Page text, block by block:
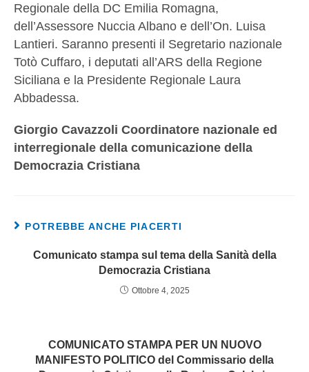
Regionale della DC Emilia Romagna,
dell’Assessore Nuccia Albano e dell’On. Luisa
Lantieri. Saranno presenti il Segretario nazionale
Totò Cuffaro, i deputati all’ARS della Regione
Siciliana e la Presidente Regionale Laura
Abbadessa.
Giorgio Cavazzoli Coordinatore nazionale ed
interregionale della comunicazione della
Democrazia Cristiana
POTREBBE ANCHE PIACERTI
Comunicato stampa sul tema della Sanità della
Democrazia Cristiana
Ottobre 4, 2025
COMUNICATO STAMPA PER UN NUOVO
MANIFESTO POLITICO del Commissario della